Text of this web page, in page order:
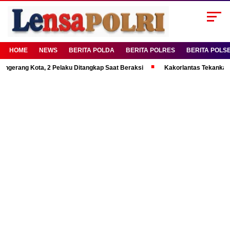
HOME NEWS BERITA POLDA BERITA POLRES BERITA
2 Pelaku Ditangkap Saat Beraksi Kakorlantas Tekankan Mental